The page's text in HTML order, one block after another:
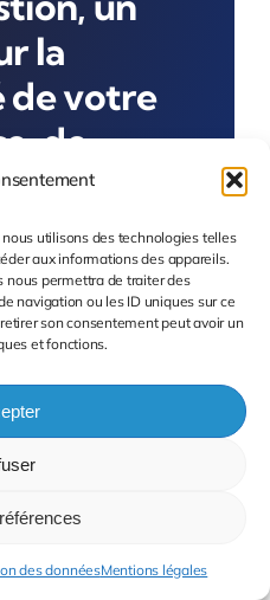
utilisons des technologies telles
aux informations des appareils.
nous permettra de traiter des
navigation ou les ID uniques sur ce
son consentement peut avoir un
et fonctions.
des donnéesMentions légales
la
de votre
de
?